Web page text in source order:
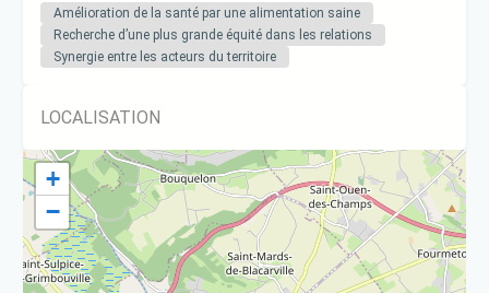
Amélioration de la santé par une alimentation saine
Recherche d’une plus grande équité dans les relations
Synergie entre les acteurs du territoire
LOCALISATION
+
−